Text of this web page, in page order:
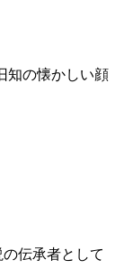
知の懐かしい顔
伝承者として